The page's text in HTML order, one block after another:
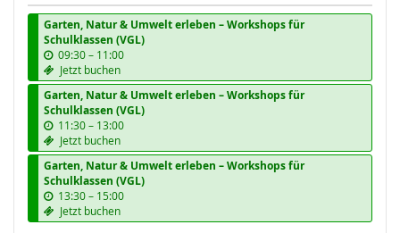
Garten, Natur & Umwelt erleben – Workshops für
Schulklassen (VGL)
09:30–b
i
s
11:00
Jetzt buchen
Garten, Natur & Umwelt erleben – Workshops für
Schulklassen (VGL)
11:30–b
i
s
13:00
Jetzt buchen
Garten, Natur & Umwelt erleben – Workshops für
Schulklassen (VGL)
13:30–b
i
s
15:00
Jetzt buchen